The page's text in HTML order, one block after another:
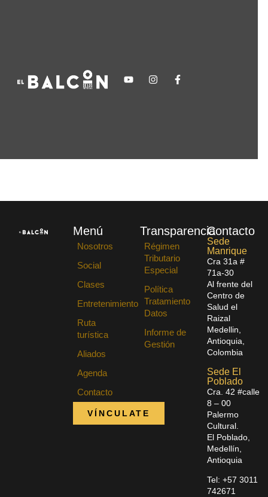
Menú
Nosotros
Social
Clases
Entretenimiento
Ruta
turística
Aliados
Agenda
Contacto
VÍNCULATE
Transparencia
Régimen
Tributario
Especial
Política
Tratamiento
Datos
Informe de
Gestión
Contacto
Sede
Manrique
Cra 31a #
71a-30
Al frente del
Centro de
Salud el
Raizal
Medellin,
Antioquia,
Colombia
Sede El
Poblado
Cra. 42 #calle
8 – 00
Palermo
Cultural.
El Poblado,
Medellín,
Antioquia
Tel: +57 3011
742671